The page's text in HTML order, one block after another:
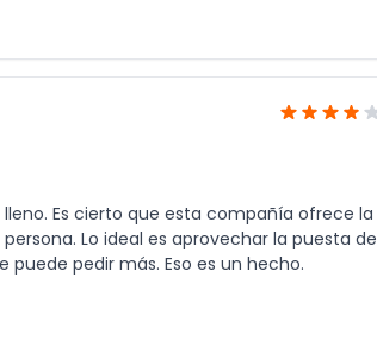
Es cierto que esta compañía ofrece la
Lo ideal es aprovechar la puesta de
puede pedir más. Eso es un hecho.